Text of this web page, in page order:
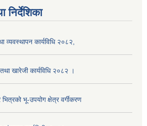
व्यवस्थापन कार्यविधि २०८२,
खारेजी कार्यविधि २०८२ ।
भित्रको भू-उपयोग क्षेत्र वर्गीकरण